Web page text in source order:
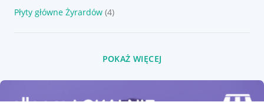
Płyty główne Żyrardów (4)
POKAŻ WIĘCEJ